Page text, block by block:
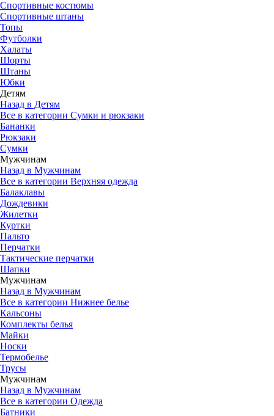
Спортивные костюмы
Спортивные штаны
Топы
Футболки
Халаты
Шорты
Штаны
Юбки
Детям
Назад в Детям
Все в категории Сумки и рюкзаки
Бананки
Рюкзаки
Сумки
Мужчинам
Назад в Мужчинам
Все в категории Верхняя одежда
Балаклавы
Дождевики
Жилетки
Куртки
Пальто
Перчатки
Тактические перчатки
Шапки
Мужчинам
Назад в Мужчинам
Все в категории Нижнее белье
Кальсоны
Комплекты белья
Майки
Носки
Термобелье
Трусы
Мужчинам
Назад в Мужчинам
Все в категории Одежда
Батники